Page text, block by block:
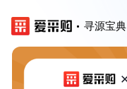
寻源宝典